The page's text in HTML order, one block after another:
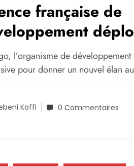
française de
verte de
les coopératives
l’organisme de
pour donner un nouvel élan
Koffi 0 Commentaires